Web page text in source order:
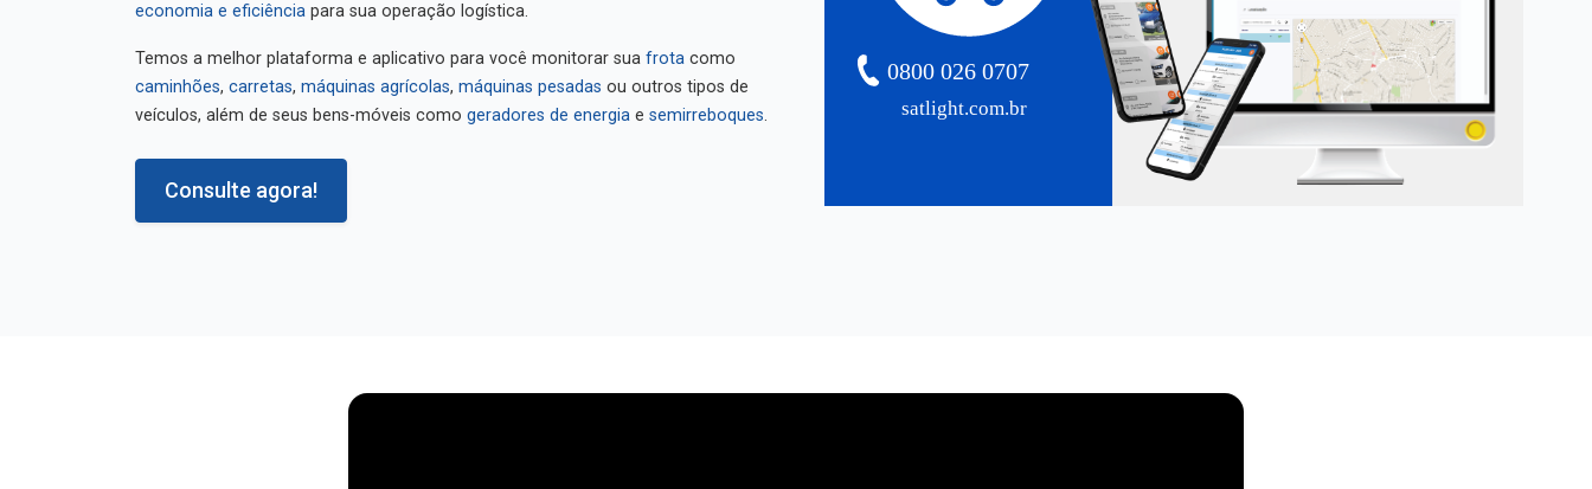
economia e eficiência para sua operação logística.
Temos a melhor plataforma e aplicativo para você monitorar sua frota como
caminhões, carretas, máquinas agrícolas, máquinas pesadas ou outros tipos de
veículos, além de seus bens-móveis como geradores de energia e semirreboques.
Consulte agora!
satlight.com.br
0800 026 0707